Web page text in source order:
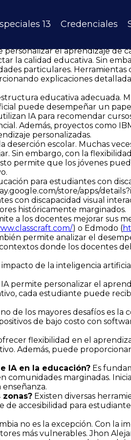
13 Credenciales
sigue siendo un desafío, el
ciudades. Jhon Alejandro
y ha identificado múltiples
el aprendizaje de
la calidad educativa. Sin
particulares. Herramientas
explicaciones
educativa adecuada.
puede desempeñar un
IA para recomendar
Además, proyectos como
personalizadas.
escolar. Muchas
Sin embargo, con la
permite que los jóvenes
para estudiantes con
store/apps/
con discapacidad visual
históricamente marginados.
a los docentes mejorar sus
) o Edmodo (
permite analizar el
donde los docentes
de la inteligencia
IA permite personalizar el
cada estudiante puede
de los mayores desafíos es la
de bajo costo con
flexibilidad en el
Además, puede
IA en la educación? Es
marginadas.
Existen diversas
accesibilidad para
no es la excepción. Con la
más vulnerables. Jhon